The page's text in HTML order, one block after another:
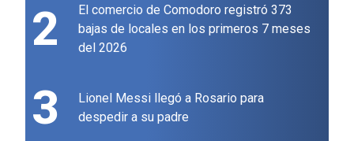
2
El comercio de Comodoro registró 373
bajas de locales en los primeros 7 meses
del 2026
3
Lionel Messi llegó a Rosario para
despedir a su padre